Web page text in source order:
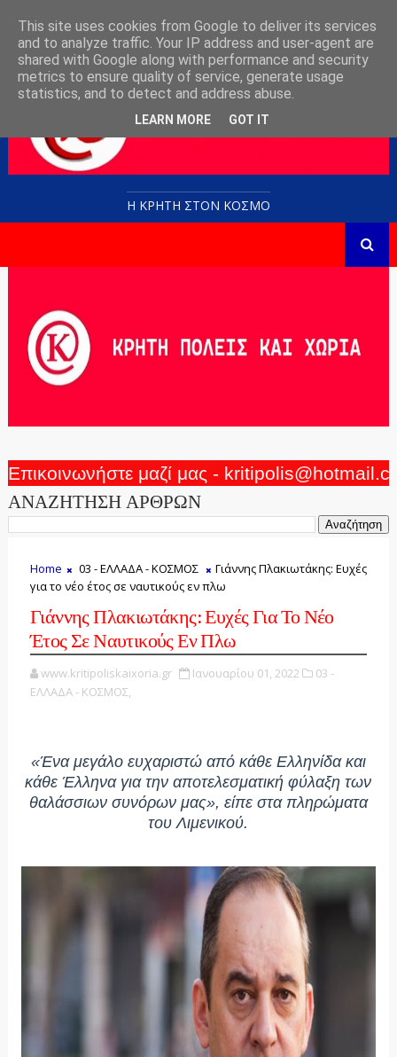
Η ΚΡΗΤΗ ΣΤΟN KOΣΜΟ
Επικοινωνήστε μαζί μας -
ΑΝΑΖΗΤΗΣΗ ΑΡΘΡΩΝ
Home 03 - ΕΛΛΑΔΑ - ΚΟΣΜΟΣ
Γιάννης Πλακιωτάκης: Ευχές
για το νέο έτος σε ναυτικούς εν πλω
Γιάννης Πλακιωτάκης: Ευχές Για Το Νέο
Έτος Σε Ναυτικούς Εν Πλω
www.kritipoliskaixoria.gr Ιανουαρίου 01, 2022
03 -
ΕΛΛΑΔΑ - ΚΟΣΜΟΣ,
«Ένα μεγάλο ευχαριστώ από κάθε Ελληνίδα και
κάθε Έλληνα για την αποτελεσματική φύλαξη των
θαλάσσιων συνόρων μας», είπε στα πληρώματα
του Λιμενικού.
This site uses cookies from Google to deliver its services
and to analyze traffic. Your IP address and user-agent are
shared with Google along with performance and security
metrics to ensure quality of service, generate usage
statistics, and to detect and address abuse.
LEARN MORE GOT IT